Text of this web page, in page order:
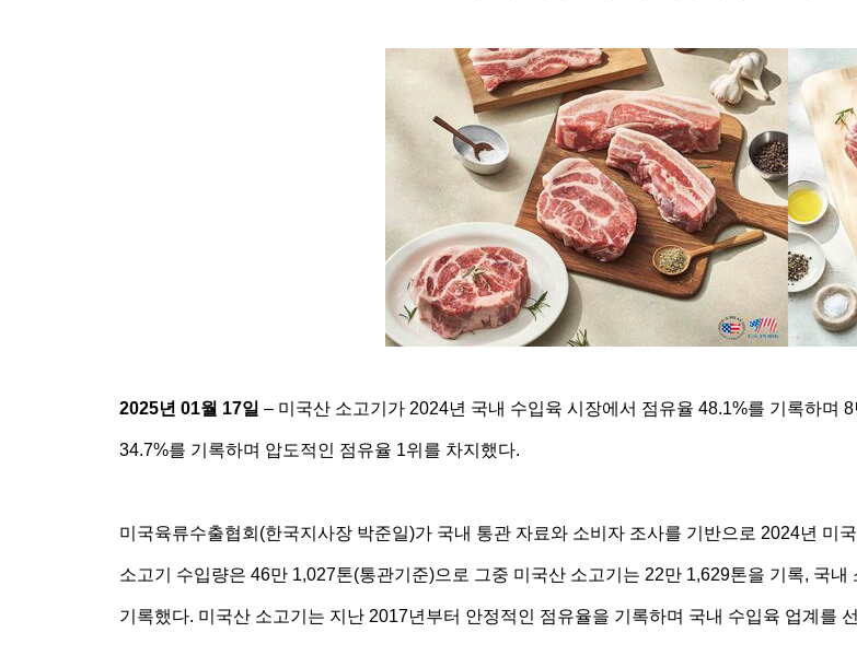
2025년 01월 17일 – 미국산 소고기가 2024년 국내 수입육 시장에서 점유율 48.1%를 기록하며
34.7%를 기록하며 압도적인 점유율 1위를 차지했다.
미국육류수출협회(한국지사장 박준일)가 국내 통관 자료와 소비자 조사를 기반으로 2024년 미
소고기 수입량은 46만 1,027톤(통관기준)으로 그중 미국산 소고기는 22만 1,629톤을 기록, 국
기록했다. 미국산 소고기는 지난 2017년부터 안정적인 점유율을 기록하며 국내 수입육 업계를